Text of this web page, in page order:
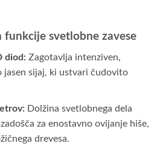
funkcije svetlobne zavese
diod:Zagotavlja intenziven,
jasen sijaj, ki ustvari čudovito
Dolžina svetlobnega dela
za enostavno ovijanje hiše,
drevesa.